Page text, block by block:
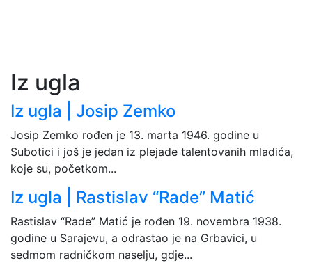
Iz ugla
Iz ugla | Josip Zemko
Josip Zemko rođen je 13. marta 1946. godine u
Subotici i još je jedan iz plejade talentovanih mladića,
koje su, početkom...
Iz ugla | Rastislav “Rade” Matić
Rastislav “Rade” Matić je rođen 19. novembra 1938.
godine u Sarajevu, a odrastao je na Grbavici, u
sedmom radničkom naselju, gdje...